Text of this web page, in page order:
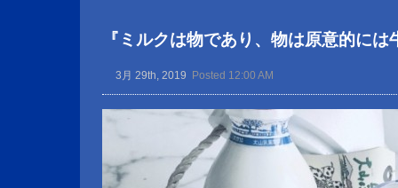
『ミルクは物であり、物は原意的には
3月 29th, 2019 Posted 12:00 AM